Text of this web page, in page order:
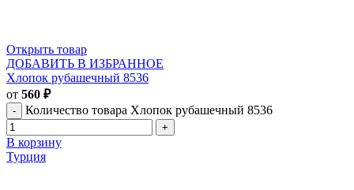
Открыть товар
ДОБАВИТЬ В ИЗБРАННОЕ
Хлопок рубашечный 8536
от 560 ₽
Количество товара Хлопок рубашечный 8536
В корзину
Турция